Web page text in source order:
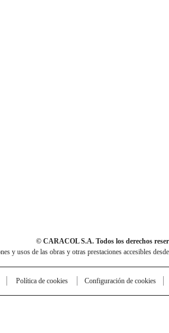
© CARACOL S.A. Todos los derechos
y usos de las obras y otras prestaciones accesibles
Política de cookies Configuración de cookies